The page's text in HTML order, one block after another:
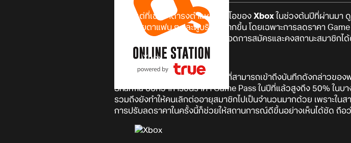
นับตั้งแต่ที่เข้ามาดำรงตำแหน่งซีอีโอของ Xbox ในช่วงต้นปีที่ผ่านมา
ขึ้นในสายตาแฟน ๆ และผู้บริโภคมากขึ้น โดยเฉพาะการลดราคา
พนักงานในบริษัทว่า มันช่วยเพิ่มยอดการสมัครและคงสถานะสมาชิกไ
จากการรายงานของ The Verge ที่สามารถเข้าถึงบันทึกดังกล่าวข
Sharma บอกว่าการขึ้นราคา Game Pass ในปีที่แล้วสูงถึง 50% ใน
รวมถึงยังทำให้คนเลิกต่ออายุสมาชิกไปเป็นจำนวนมากด้วย เพราะใน
การปรับลดราคาในครั้งนี้ก็ช่วยให้สถานการณ์ดีขึ้นอย่างเห็นได้ชัด ถือ